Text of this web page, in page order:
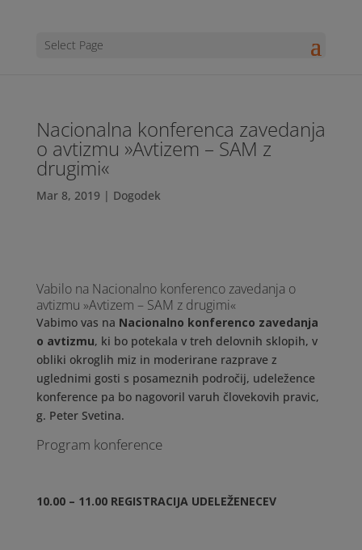
Select Page
Nacionalna konferenca zavedanja
o avtizmu »Avtizem – SAM z
drugimi«
Mar 8, 2019 | Dogodek
Vabilo na Nacionalno konferenco zavedanja o
avtizmu »Avtizem – SAM z drugimi«
Vabimo vas na Nacionalno konferenco zavedanja
o avtizmu, ki bo potekala v treh delovnih sklopih, v
obliki okroglih miz in moderirane razprave z
uglednimi gosti s posameznih področij, udeležence
konference pa bo nagovoril varuh človekovih pravic,
g. Peter Svetina.
Program konference
10.00 – 11.00 REGISTRACIJA UDELEŽENECEV